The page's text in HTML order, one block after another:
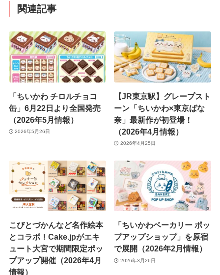
関連記事
「ちいかわ チロルチョコ
缶」6月22日より全国発売
（2026年5月情報）
2026年5月26日
【JR東京駅】グレープスト
ーン「ちいかわ×東京ばな
奈」最新作が初登場！
（2026年4月情報）
2026年4月25日
こびとづかんなど名作絵本
とコラボ！Cake.jpがエキ
ュート大宮で期間限定ポッ
プアップ開催（2026年4月
情報）
「ちいかわベーカリー ポッ
プアップショップ」を原宿
で展開（2026年2月情報）
2026年3月26日